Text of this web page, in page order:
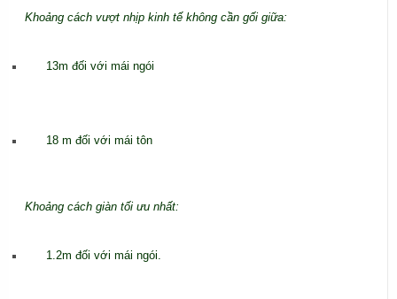
Khoảng cách vượt nhịp kinh tế không cần gối giữa:
13m đối với mái ngói
18 m đối với mái tôn
Khoảng cách giàn tối ưu nhất:
1.2m đối với mái ngói.